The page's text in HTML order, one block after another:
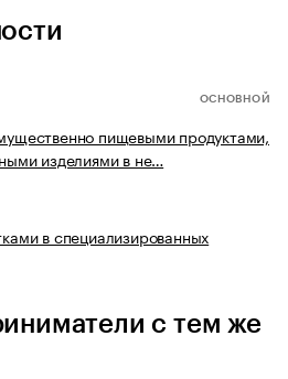
ОСНОВНОЙ
пищевыми продуктами,
изделиями в не…
в специализированных
с тем же